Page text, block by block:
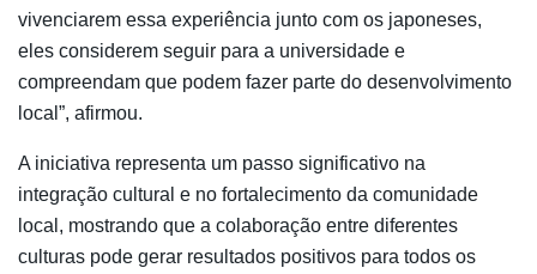
vivenciarem essa experiência junto com os japoneses,
eles considerem seguir para a universidade e
compreendam que podem fazer parte do desenvolvimento
local”, afirmou.
A iniciativa representa um passo significativo na
integração cultural e no fortalecimento da comunidade
local, mostrando que a colaboração entre diferentes
culturas pode gerar resultados positivos para todos os